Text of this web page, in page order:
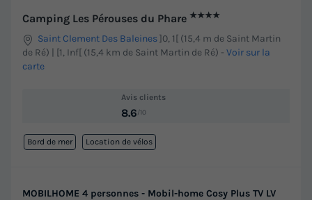
Camping Les Pérouses du Phare ★★★★
Saint Clement Des Baleines]0, 1[ (15,4 m de Saint Martin
de Ré) | [1, Inf[ (15,4 km de Saint Martin de Ré) - Voir sur la
carte
Avis clients
8.6/10
Bord de mer Location de vélos
MOBILHOME 4 personnes - Mobil-home Cosy Plus TV LV